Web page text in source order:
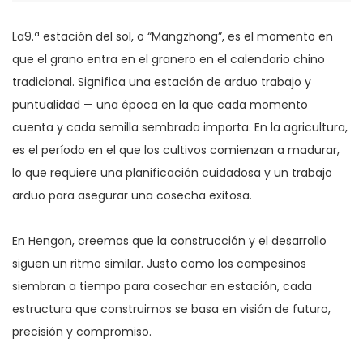
La9.ª estación del sol, o “Mangzhong”, es el momento en
que el grano entra en el granero en el calendario chino
tradicional. Significa una estación de arduo trabajo y
puntualidad — una época en la que cada momento
cuenta y cada semilla sembrada importa. En la agricultura,
es el período en el que los cultivos comienzan a madurar,
lo que requiere una planificación cuidadosa y un trabajo
arduo para asegurar una cosecha exitosa.
En Hengon, creemos que la construcción y el desarrollo
siguen un ritmo similar. Justo como los campesinos
siembran a tiempo para cosechar en estación, cada
estructura que construimos se basa en visión de futuro,
precisión y compromiso.